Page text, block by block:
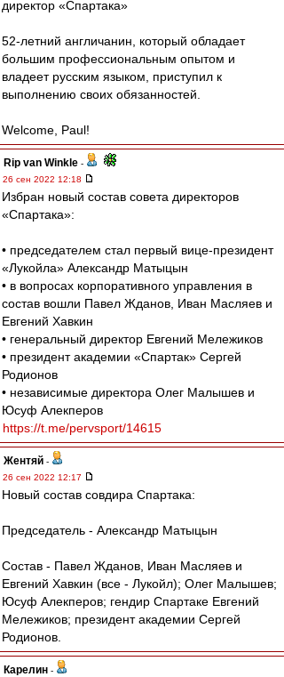
директор «Спартака»
52-летний англичанин, который обладает
большим профессиональным опытом и
владеет русским языком, приступил к
выполнению своих обязанностей.
Welcome, Paul!
Rip van Winkle -
26 сен 2022 12:18
Избран новый состав совета директоров
«Спартака»:
• председателем стал первый вице-президент
«Лукойла» Александр Матыцын
• в вопросах корпоративного управления в
состав вошли Павел Жданов, Иван Масляев и
Евгений Хавкин
• генеральный директор Евгений Мележиков
• президент академии «Спартак» Сергей
Родионов
• независимые директора Олег Малышев и
Юсуф Алекперов
https://t.me/pervsport/14615
Жентяй -
26 сен 2022 12:17
Новый состав совдира Спартака:
Председатель - Александр Матыцын
Состав - Павел Жданов, Иван Масляев и
Евгений Хавкин (все - Лукойл); Олег Малышев;
Юсуф Алекперов; гендир Спартаке Евгений
Мележиков; президент академии Сергей
Родионов.
Карелин -